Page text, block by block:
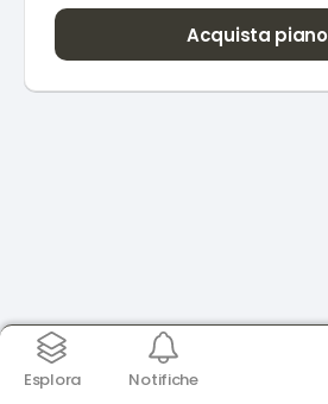
Esplora Notifiche
Acquista piano